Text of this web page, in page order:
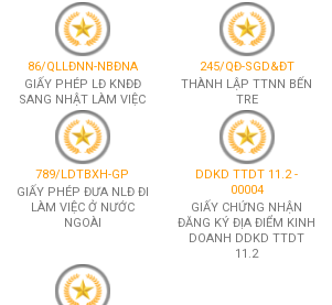
86/QLLĐNN-NBĐNA
GIẤY PHÉP LĐ KNĐĐ
SANG NHẬT LÀM VIỆC
245/QĐ-SGD&ĐT
THÀNH LẬP TTNN BẾN
TRE
789/LDTBXH-GP
GIẤY PHÉP ĐƯA NLĐ ĐI
LÀM VIỆC Ở NƯỚC
NGOÀI
DDKD TTDT 11.2 -
00004
GIẤY CHỨNG NHẬN
ĐĂNG KÝ ĐỊA ĐIỂM KINH
DOANH DDKD TTDT
11.2